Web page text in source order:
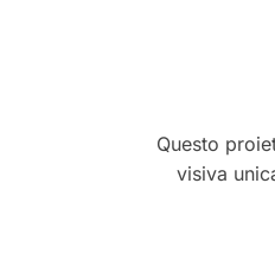
Questo
visiva